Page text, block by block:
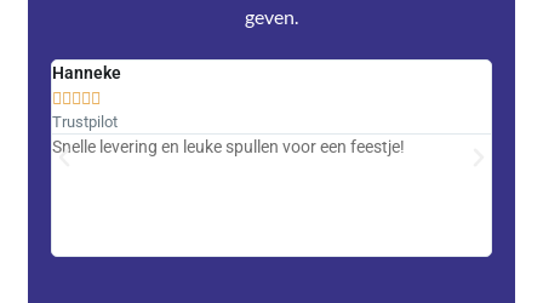
geven.
Hanneke

Trustpilot
Snelle levering en leuke spullen voor een feestje!